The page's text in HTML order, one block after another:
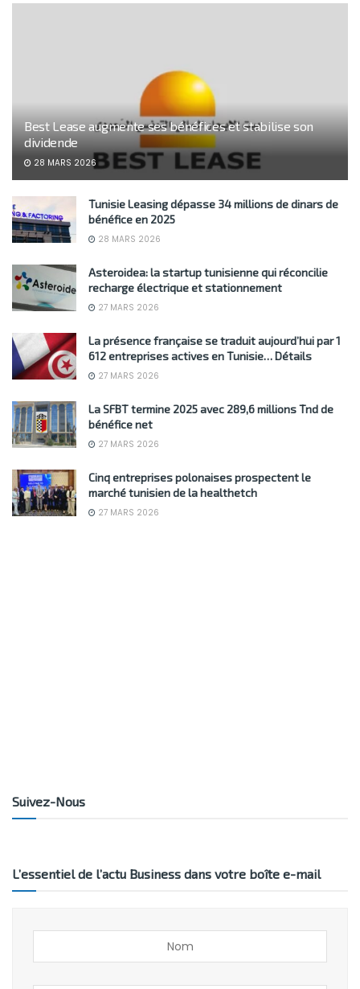
Best Lease augmente ses bénéfices et stabilise son
dividende
28 MARS 2026
Tunisie Leasing dépasse 34 millions de dinars de
bénéfice en 2025
28 MARS 2026
Asteroidea: la startup tunisienne qui réconcilie
recharge électrique et stationnement
27 MARS 2026
La présence française se traduit aujourd’hui par 1
612 entreprises actives en Tunisie… Détails
27 MARS 2026
La SFBT termine 2025 avec 289,6 millions Tnd de
bénéfice net
27 MARS 2026
Cinq entreprises polonaises prospectent le
marché tunisien de la healthetch
27 MARS 2026
Suivez-Nous
L’essentiel de l’actu Business dans votre boîte e-mail